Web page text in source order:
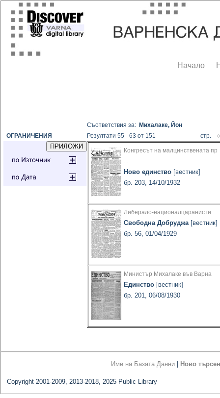
Начало
ОГРАНИЧЕНИЯ
Съответствия за: Михалаке, Йон
Резултати 55 - 63 от 151
стр.
Конгресът на малцинствената пр
...
Ново единство [вестник]
бр. 203, 14/10/1932
Либерало-националцаранисти
Свободна Добруджа[вестник]
бр. 56, 01/04/1929
Министър Михалаке във Варна
Единство [вестник]
бр. 201, 06/08/1930
Име на Базата Данни Ново
Copyright 2001-2009, 2013-2018, 2025 Public Library